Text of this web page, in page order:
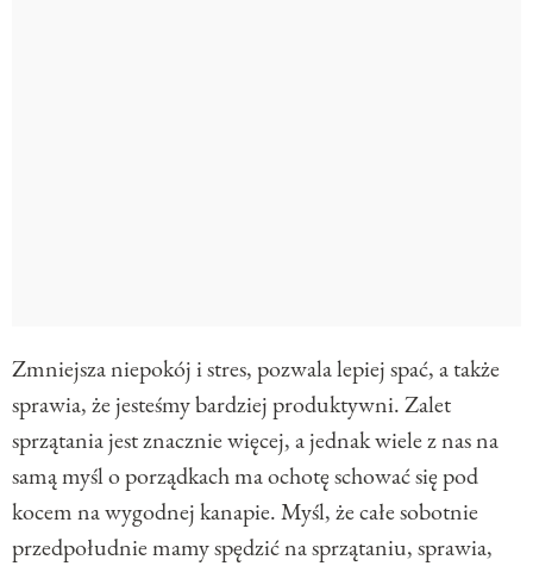
Zmniejsza niepokój i stres, pozwala lepiej spać, a także
sprawia, że jesteśmy bardziej produktywni. Zalet
sprzątania jest znacznie więcej, a jednak wiele z nas na
samą myśl o porządkach ma ochotę schować się pod
kocem na wygodnej kanapie. Myśl, że całe sobotnie
przedpołudnie mamy spędzić na sprzątaniu, sprawia,